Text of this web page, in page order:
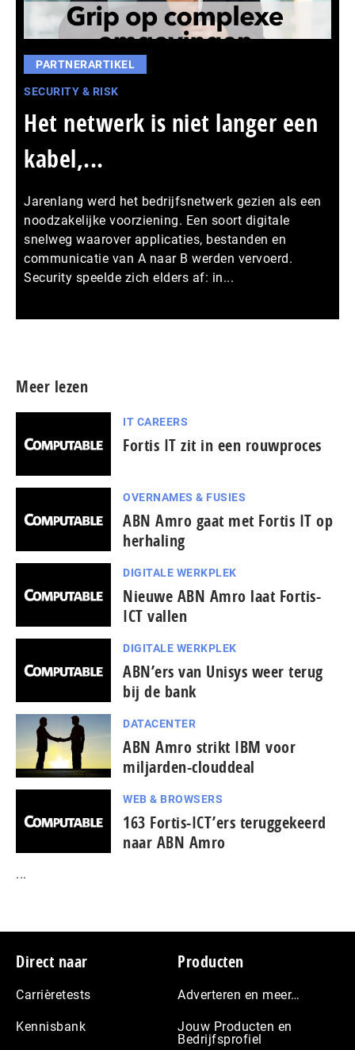
PARTNERARTIKEL
SECURITY & RISK
Het netwerk is niet langer een
kabel,...
Jarenlang werd het bedrijfsnetwerk gezien als een
noodzakelijke voorziening. Een soort digitale
snelweg waarover applicaties, bestanden en
communicatie van A naar B werden vervoerd.
Security speelde zich elders af: in...
Meer lezen
IT CAREERS
Fortis IT zit in een rouwproces
OVERNAMES & FUSIES
ABN Amro gaat met Fortis IT op
herhaling
DIGITALE WERKPLEK
Nieuwe ABN Amro laat Fortis-
ICT vallen
DIGITALE WERKPLEK
ABN’ers van Unisys weer terug
bij de bank
DATACENTER
ABN Amro strikt IBM voor
miljarden-clouddeal
WEB & BROWSERS
163 Fortis-ICT’ers teruggekeerd
naar ABN Amro
...
Footer
Direct naar
Carrièretests
Kennisbank
Producten
Adverteren en meer…
Jouw Producten en
Bedrijfsprofiel